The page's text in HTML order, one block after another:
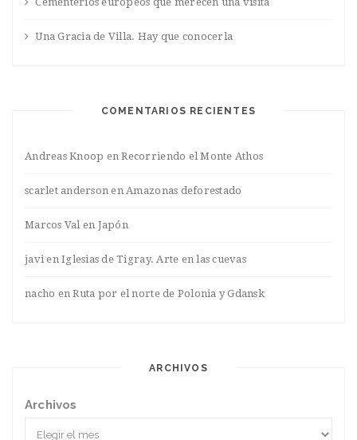
Una Gracia de Villa. Hay que conocerla
COMENTARIOS RECIENTES
Andreas Knoop enRecorriendo el Monte Athos
scarlet anderson enAmazonas deforestado
Marcos Valen Japón
javienIglesias de Tigray. Arte en las cuevas
nacho enRuta por el norte de Polonia y Gdansk
ARCHIVOS
Archivos